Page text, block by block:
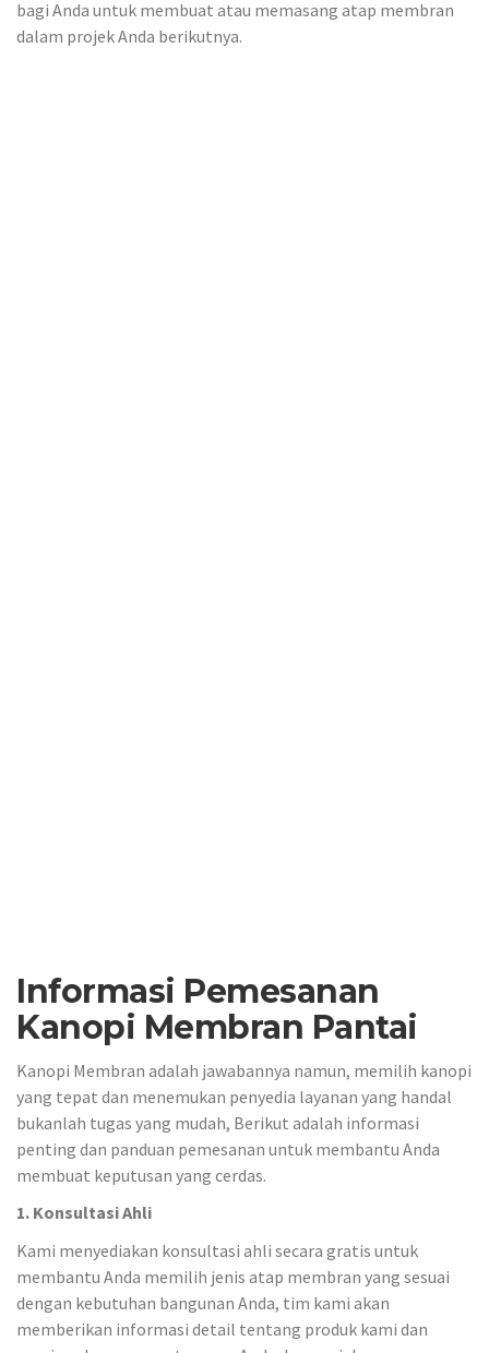
bagi Anda untuk membuat atau memasang atap membran
dalam projek Anda berikutnya.
Informasi Pemesanan
Kanopi Membran Pantai
Kanopi Membran adalah jawabannya namun, memilih kanopi
yang tepat dan menemukan penyedia layanan yang handal
bukanlah tugas yang mudah, Berikut adalah informasi
penting dan panduan pemesanan untuk membantu Anda
membuat keputusan yang cerdas.
1. Konsultasi Ahli
Kami menyediakan konsultasi ahli secara gratis untuk
membantu Anda memilih jenis atap membran yang sesuai
dengan kebutuhan bangunan Anda, tim kami akan
memberikan informasi detail tentang produk kami dan